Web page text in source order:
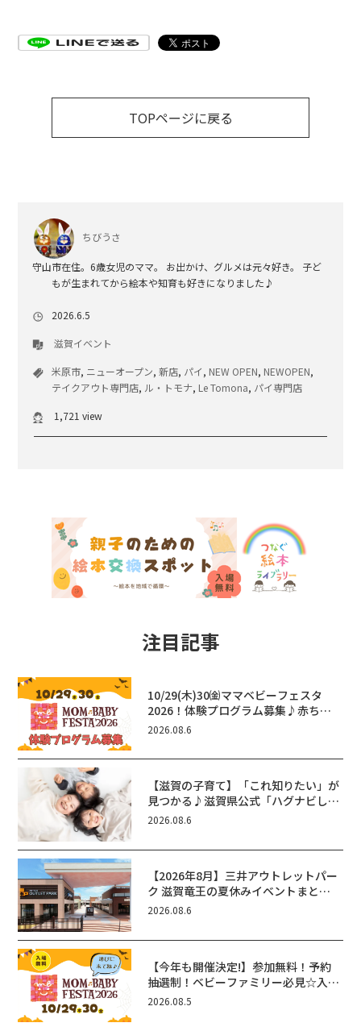
TOPページに戻る
ちびうさ
守山市在住。6歳女児のママ。 お出かけ、グルメは元々好き。 子ど
もが生まれてから絵本や知育も好きになりました♪
2026.6.5
滋賀イベント
米原市, ニューオープン,新店, パイ, NEW OPEN, NEWOPEN,
テイクアウト専門店, ル・トモナ, Le Tomona, パイ専門店
1,721 view
注目記事
10/29(木)30㈮ママベビーフェスタ
2026！体験プログラム募集♪赤ちゃ
ん向けイベントに出演しませんか？
2026.08.6
【滋賀の子育て】「これ知りたい」が
見つかる♪滋賀県公式「ハグナビし
が」使ってる？おでかけ・制度・子育
2026.08.6
【2026年8月】三井アウトレットパー
ク 滋賀竜王の夏休みイベントまと
め！びしょぬれ水あそび・激辛グル
ん！
2026.08.6
【今年も開催決定!】参加無料！予約
抽選制！ベビーファミリー必見☆入場
無料☆10/29(木)30(金)ママベビーフ
2026.08.5